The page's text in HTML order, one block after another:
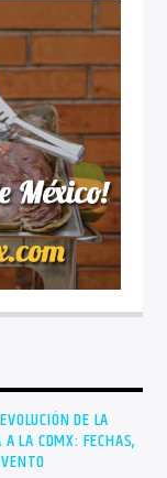
DE LA
LA CDMX: FECHAS,